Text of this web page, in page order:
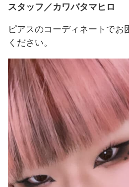
スタッフ／カワバタマヒロ
ピアスのコーディネートでお
ください。